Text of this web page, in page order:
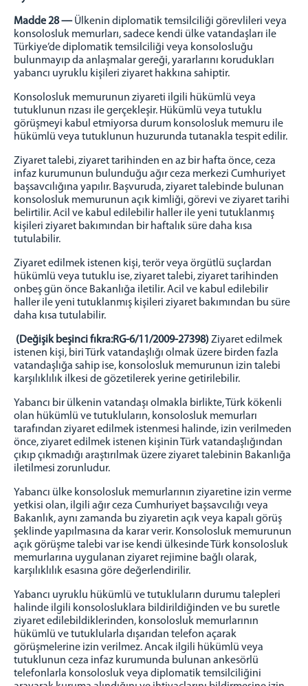
Madde 28 —Ülkenin diplomatik temsilciliği görevlileri veya
konsolosluk memurları, sadece kendi ülke vatandaşları ile
Türkiye’de diplomatik temsilciliği veya konsolosluğu
bulunmayıp da anlaşmalar gereği, yararlarını korudukları
yabancı uyruklu kişileri ziyaret hakkına sahiptir.
Konsolosluk memurunun ziyareti ilgili hükümlü veya
tutuklunun rızası ile gerçekleşir. Hükümlü veya tutuklu
görüşmeyi kabul etmiyorsa durum konsolosluk memuru ile
hükümlü veya tutuklunun huzurunda tutanakla tespit edilir.
Ziyaret talebi, ziyaret tarihinden en az bir hafta önce, ceza
infaz kurumunun bulunduğu ağır ceza merkezi Cumhuriyet
başsavcılığına yapılır. Başvuruda, ziyaret talebinde bulunan
konsolosluk memurunun açık kimliği, görevi ve ziyaret tarihi
belirtilir. Acil ve kabul edilebilir haller ile yeni tutuklanmış
kişileri ziyaret bakımından bir haftalık süre daha kısa
tutulabilir.
Ziyaret edilmek istenen kişi, terör veya örgütlü suçlardan
hükümlü veya tutuklu ise, ziyaret talebi, ziyaret tarihinden
onbeş gün önce Bakanlığa iletilir. Acil ve kabul edilebilir
haller ile yeni tutuklanmış kişileri ziyaret bakımından bu süre
daha kısa tutulabilir.
(Değişik beşinci fıkra:RG-6/11/2009-27398)Ziyaret edilmek
istenen kişi, biri Türk vatandaşlığı olmak üzere birden fazla
vatandaşlığa sahip ise, konsolosluk memurunun izin talebi
karşılıklılık ilkesi de gözetilerek yerine getirilebilir.
Yabancı bir ülkenin vatandaşı olmakla birlikte, Türk kökenli
olan hükümlü ve tutukluların, konsolosluk memurları
tarafından ziyaret edilmek istenmesi halinde, izin verilmeden
önce, ziyaret edilmek istenen kişinin Türk vatandaşlığından
çıkıp çıkmadığı araştırılmak üzere ziyaret talebinin Bakanlığa
iletilmesi zorunludur.
Yabancı ülke konsolosluk memurlarının ziyaretine izin verme
yetkisi olan, ilgili ağır ceza Cumhuriyet başsavcılığı veya
Bakanlık, aynı zamanda bu ziyaretin açık veya kapalı görüş
şeklinde yapılmasına da karar verir. Konsolosluk memurunun
açık görüşme talebi var ise kendi ülkesinde Türk konsolosluk
memurlarına uygulanan ziyaret rejimine bağlı olarak,
karşılıklılık esasına göre değerlendirilir.
Yabancı uyruklu hükümlü ve tutukluların durumu talepleri
halinde ilgili konsolosluklara bildirildiğinden ve bu suretle
ziyaret edilebildiklerinden, konsolosluk memurlarının
hükümlü ve tutuklularla dışarıdan telefon açarak
görüşmelerine izin verilmez. Ancak ilgili hükümlü veya
tutuklunun ceza infaz kurumunda bulunan ankesörlü
telefonlarla konsolosluk veya diplomatik temsilciliğini